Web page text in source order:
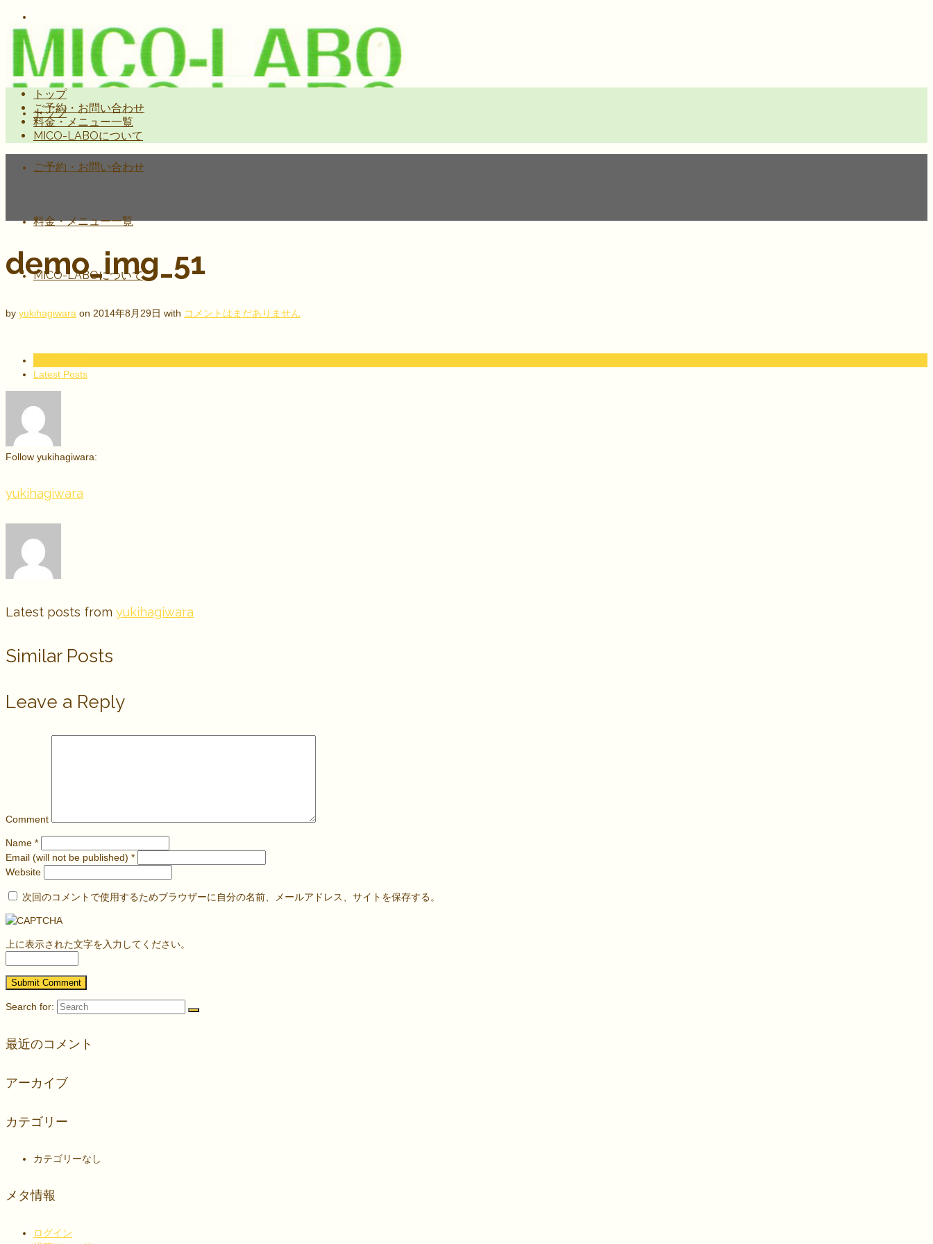
トップ
ご予約・お問い合わせ
料金・メニュー一覧
MICO-LABOについて
トップ
ご予約・お問い合わせ
料金・メニュー一覧
MICO-LABOについて
demo_img_51
by yukihagiwara on 2014年8月29日 with コメントはまだありません
Latest Posts
Follow yukihagiwara:
yukihagiwara
Latest posts from yukihagiwara
Similar Posts
Leave a Reply
Comment
Name *
Email (will not be published) *
Website
次回のコメントで使用するためブラウザーに自分の名前、メールアドレス、サイトを保存する。
上に表示された文字を入力してください。
Search for:
最近のコメント
アーカイブ
カテゴリー
カテゴリーなし
メタ情報
ログイン